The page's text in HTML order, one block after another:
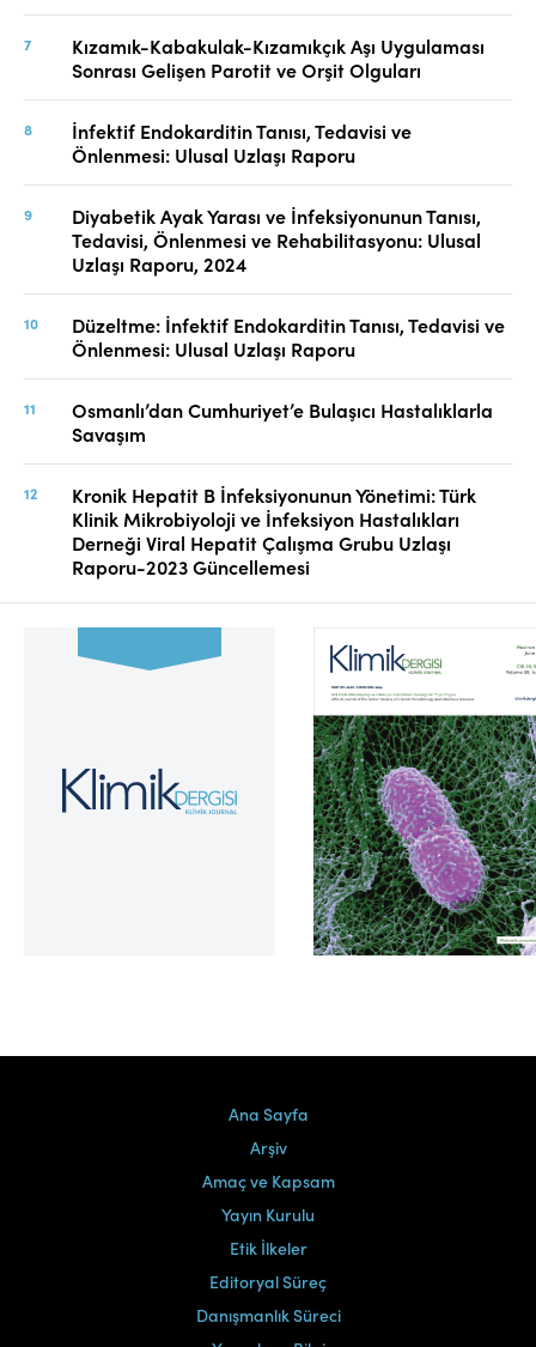
Kızamık-Kabakulak-Kızamıkçık Aşı Uygulaması
Sonrası Gelişen Parotit ve Orşit Olguları
İnfektif Endokarditin Tanısı, Tedavisi ve
Önlenmesi: Ulusal Uzlaşı Raporu
Diyabetik Ayak Yarası ve İnfeksiyonunun Tanısı,
Tedavisi, Önlenmesi ve Rehabilitasyonu: Ulusal
Uzlaşı Raporu, 2024
Düzeltme: İnfektif Endokarditin Tanısı, Tedavisi ve
Önlenmesi: Ulusal Uzlaşı Raporu
Osmanlı’dan Cumhuriyet’e Bulaşıcı Hastalıklarla
Savaşım
Kronik Hepatit B İnfeksiyonunun Yönetimi: Türk
Klinik Mikrobiyoloji ve İnfeksiyon Hastalıkları
Derneği Viral Hepatit Çalışma Grubu Uzlaşı
Raporu-2023 Güncellemesi
Cilt 39, Sayı 2
Ana Sayfa
Arşiv
Amaç ve Kapsam
Yayın Kurulu
Etik İlkeler
Editoryal Süreç
Danışmanlık Süreci